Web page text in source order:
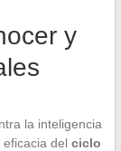
y
la inteligencia
del ciclo